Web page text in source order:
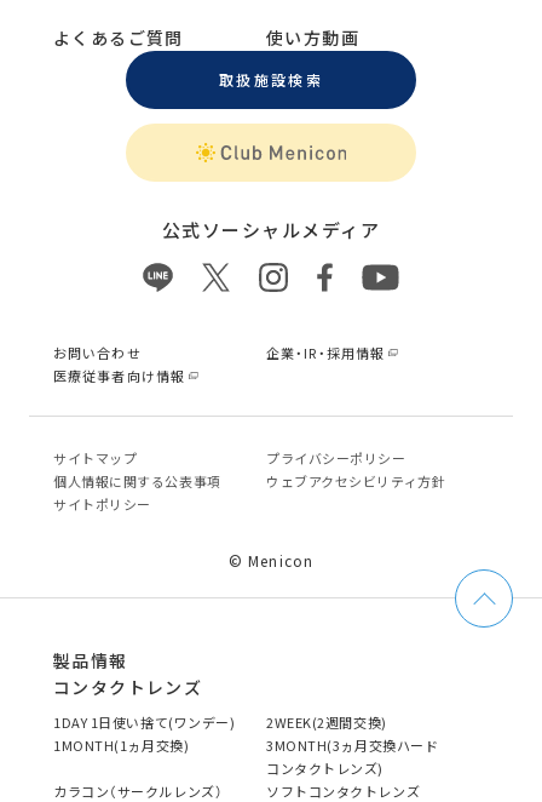
よくあるご質問 使い方動画
取扱施設検索
公式ソーシャルメディア
お問い合わせ
企業・IR・採用情報
医療従事者向け情報
サイトマップ
プライバシーポリシー
個⼈情報に関する公表事項
ウェブアクセシビリティ方針
サイトポリシー
© Menicon
製品情報
コンタクトレンズ
1DAY 1日使い捨て(ワンデー)
2WEEK(2週間交換)
1MONTH(1ヵ月交換)
3MONTH(3ヵ月交換ハード
コンタクトレンズ)
カラコン（サークルレンズ）
ソフトコンタクトレンズ